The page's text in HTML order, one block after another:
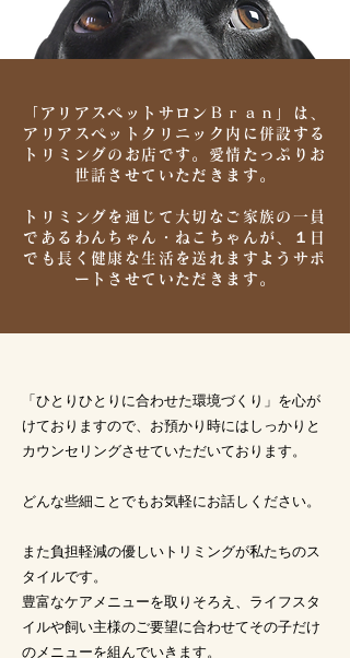
「アリアスペットサロンＢｒａｎ」は、
アリアスペットクリニック内に併設する
トリミングのお店です。愛情たっぷりお
世話させていただきます。
トリミングを通じて大切なご家族の一員
であるわんちゃん・ねこちゃんが、１日
でも長く健康な生活を送れますようサポ
ートさせていただきます。
「ひとりひとりに合わせた環境づくり」を心が
けておりますので、お預かり時にはしっかりと
カウンセリングさせていただいております。
どんな些細ことでもお気軽にお話しください。
また負担軽減の優しいトリミングが私たちのス
タイルです。
豊富なケアメニューを取りそろえ、ライフスタ
イルや飼い主様のご要望に合わせてその子だけ
のメニューを組んでいきます。